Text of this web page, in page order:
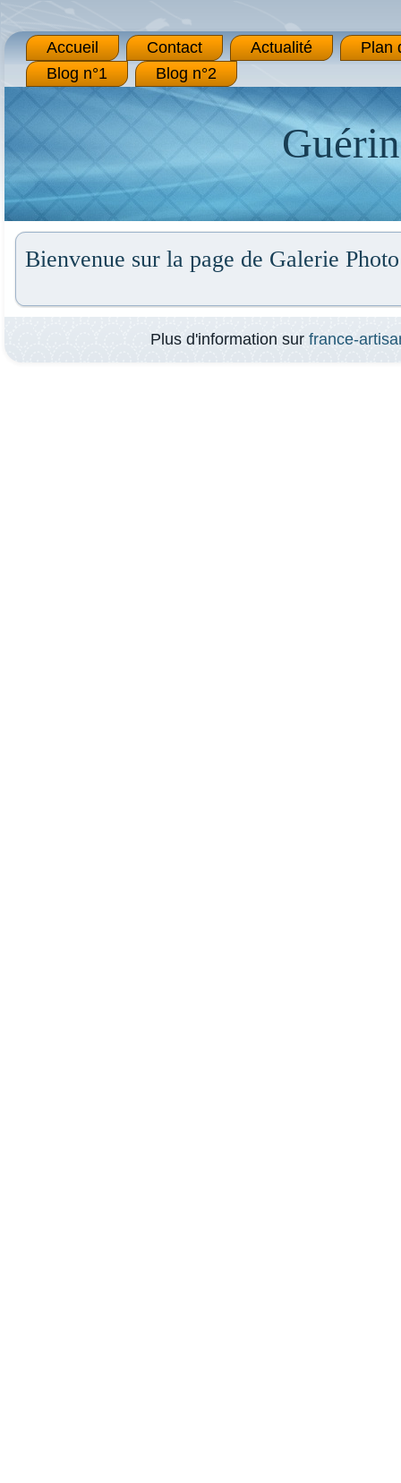
Accueil Contact Actualité
Plan
Blog n°1
Blog n°2
Bienvenue sur la page de Galerie Photo
Plus d'information sur france-